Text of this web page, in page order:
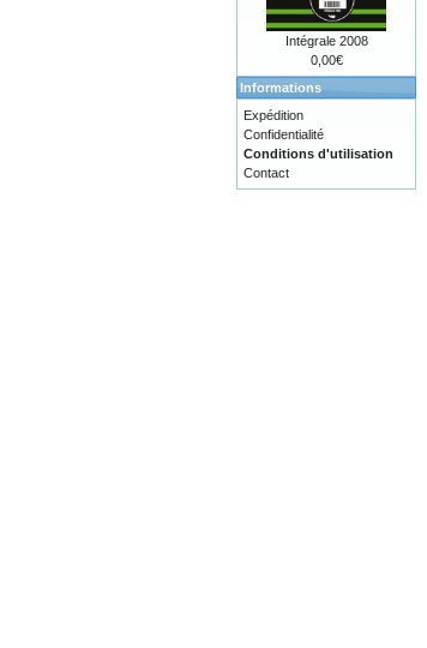
Intégrale 2008
0,00€
Informations
Expédition
Confidentialité
Conditions d'utilisation
Contact